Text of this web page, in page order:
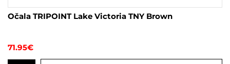
Očala TRIPOINT Lake Victoria TNY Brown
71.95€